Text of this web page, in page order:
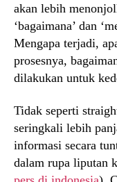
akan lebih
‘bagaimana’ dan
Mengapa terjadi,
prosesnya,
dilakukan untuk
Tidak seperti
seringkali lebih
informasi secara
dalam rupa liputan